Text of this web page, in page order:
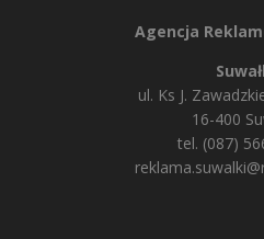
Agencja
ul. Ks J.
16-400
tel. (087)